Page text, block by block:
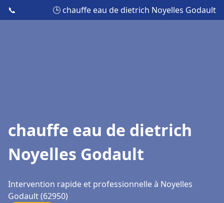
📞 🕒 chauffe eau de dietrich Noyelles Godault
chauffe eau de dietrich
Noyelles Godault
Intervention rapide et professionnelle à Noyelles
Godault (62950)